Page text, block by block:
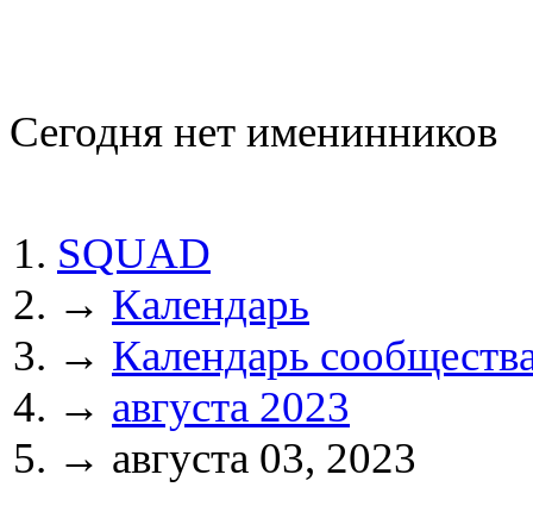
Сегодня нет именинников
SQUAD
→ Календарь
→ Календарь
→ августа 2023
→ августа 03, 2023